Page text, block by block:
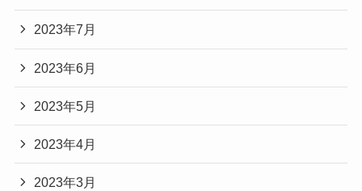
2023年7月
2023年6月
2023年5月
2023年4月
2023年3月